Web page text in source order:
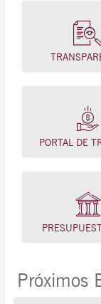
PORTAL DE
Próximos